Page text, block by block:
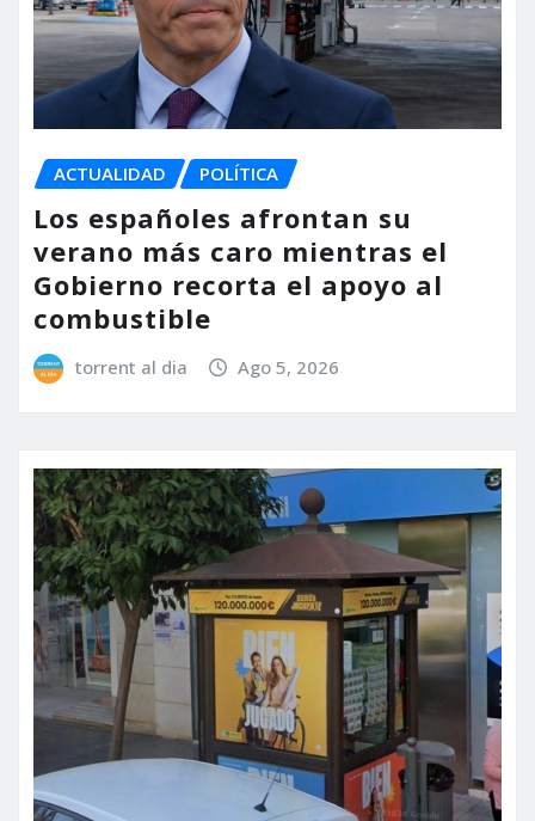
ACTUALIDAD POLÍTICA
Los españoles afrontan su
verano más caro mientras el
Gobierno recorta el apoyo al
combustible
torrent al dia Ago 5, 2026